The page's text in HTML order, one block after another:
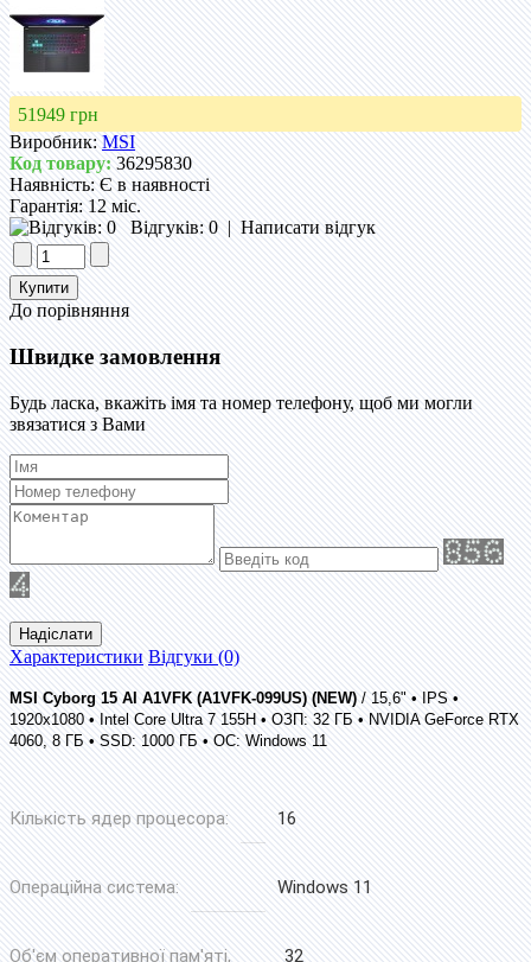
51949 грн
Виробник: MSI
Код товару:36295830
Наявність:Є в наявності
Гарантія:12 міс.
Відгуків: 0|Написати відгук
До порівняння
Швидке замовлення
Будь ласка, вкажіть імя та номер телефону, щоб ми могли
звязатися з Вами
Надіслати
Характеристики Відгуки (0)
MSI Cyborg 15 AI A1VFK (A1VFK-099US) (NEW)/ 15,6" • IPS •
1920x1080 • Intel Core Ultra 7 155H • ОЗП: 32 ГБ • NVIDIA GeForce RTX
4060, 8 ГБ • SSD: 1000 ГБ • ОС: Windows 11
Кількість ядер процесора: 16
Операційна система: Windows 11
Об'єм оперативної пам'яті,
32